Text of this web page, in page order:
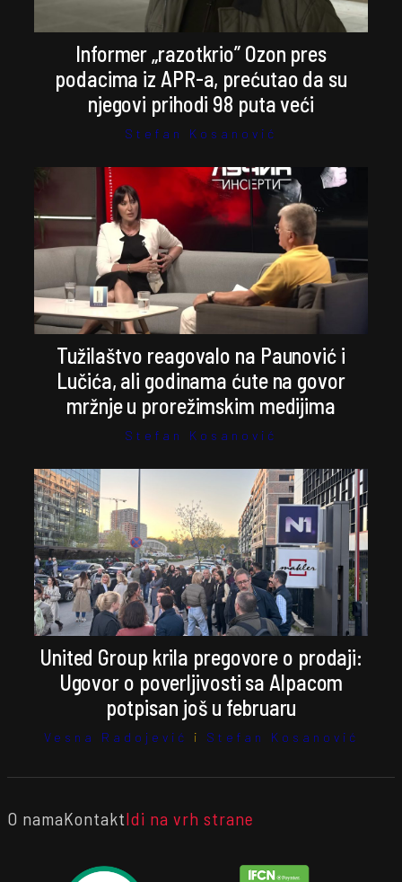
Informer „razotkrio” Ozon pres
podacima iz APR-a, prećutao da su
njegovi prihodi 98 puta veći
Stefan Kosanović
Tužilaštvo reagovalo na Paunović i
Lučića, ali godinama ćute na govor
mržnje u prorežimskim medijima
Stefan Kosanović
United Group krila pregovore o prodaji:
Ugovor o poverljivosti sa Alpacom
potpisan još u februaru
Vesna Radojević i Stefan Kosanović
O namaKontaktIdi na vrh strane